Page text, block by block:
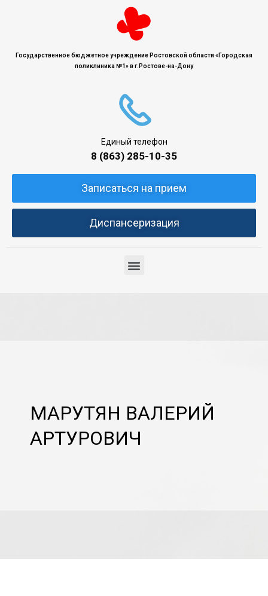
Государственное бюджетное учреждение Ростовской области «Городская
поликлиника №1» в г.Ростове-на-Дону
Единый телефон
8 (863) 285-10-35
Записаться на прием
Диспансеризация
МАРУТЯН ВАЛЕРИЙ
АРТУРОВИЧ